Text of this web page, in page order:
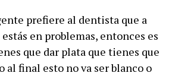
prefiere al dentista que a
en problemas, entonces es
que dar plata que tienes que
al final esto no va ser blanco o